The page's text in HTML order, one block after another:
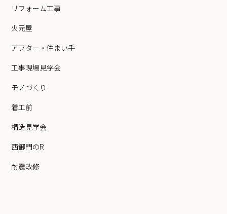
リフォーム工事
火元屋
アフター・住まい手
工事現場見学会
モノづくり
着工前
構造見学会
西御門のR
耐震改修